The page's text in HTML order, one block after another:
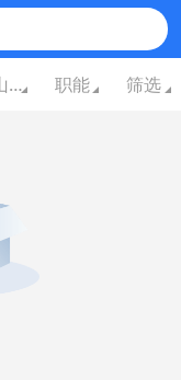
眉山四川 职能 筛选